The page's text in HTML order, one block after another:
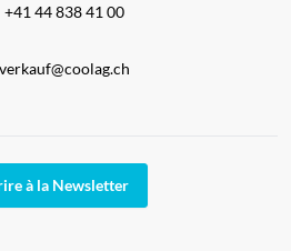
+41 44 838 41 00
verkauf@coolag.ch
à la Newsletter